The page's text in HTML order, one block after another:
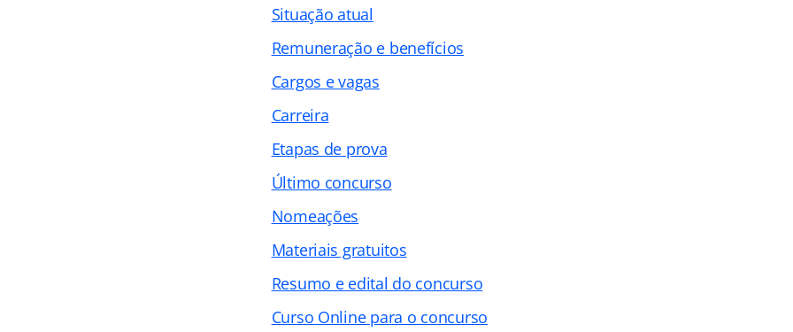
Situação atual
Remuneração e benefícios
Cargos e vagas
Carreira
Etapas de prova
Último concurso
Nomeações
Materiais gratuitos
Resumo e edital do concurso
Curso Online para o concurso